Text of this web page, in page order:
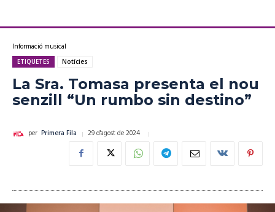
Informació musical
ETIQUETES Notícies
La Sra. Tomasa presenta el nou
senzill “Un rumbo sin destino”
per Primera Fila 29 d'agost de 2024